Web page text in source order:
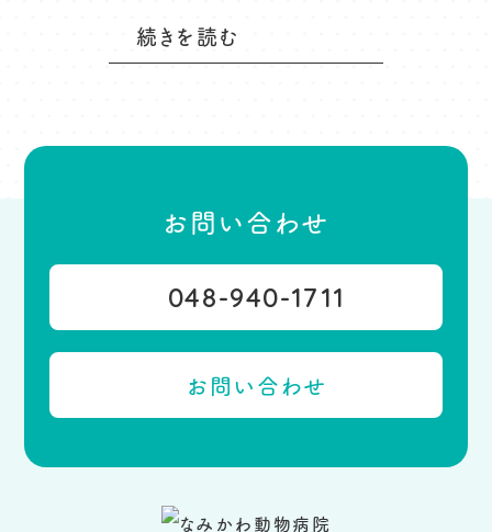
続きを読む
お問い合わせ
048-940-1711
お問い合わせ